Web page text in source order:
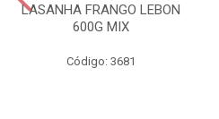
LASANHA FRANGO LEBON
600G MIX
Código: 3681